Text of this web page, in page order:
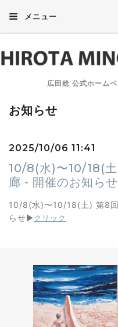
メニュー
広田稔 公式ホーム
お知らせ
2025/10/06 11:41
10/8(水)〜10/18(
廊 - 開催のお知らせ
10/8(水)〜10/18(土) 第8
らせ▶︎クリック